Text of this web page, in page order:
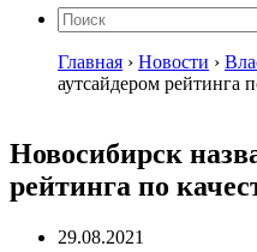
Главная › Новости ›
аутсайдером рейтинга
Новосибирск
рейтинга по
29.08.2021